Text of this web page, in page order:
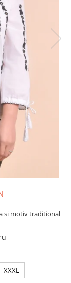
si motiv traditional
XXXL